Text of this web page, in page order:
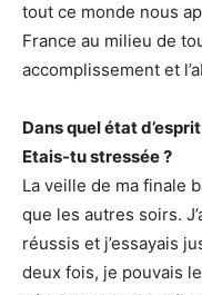
tout ce monde nous
France au milieu de
accomplissement et
Dans quel état
Etais-tu stressée ?
La veille de ma finale
que les autres soirs.
réussis et j’essayais
deux fois, je pouvais